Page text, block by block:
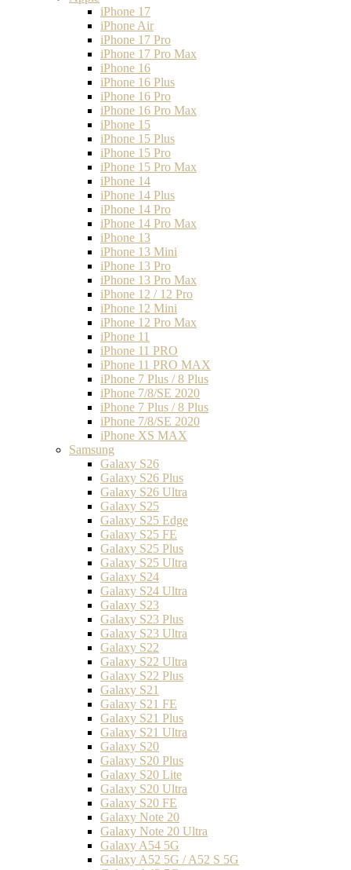
iPhone 17
iPhone Air
iPhone 17 Pro
iPhone 17 Pro Max
iPhone 16
iPhone 16 Plus
iPhone 16 Pro
iPhone 16 Pro Max
iPhone 15
iPhone 15 Plus
iPhone 15 Pro
iPhone 15 Pro Max
iPhone 14
iPhone 14 Plus
iPhone 14 Pro
iPhone 14 Pro Max
iPhone 13
iPhone 13 Mini
iPhone 13 Pro
iPhone 13 Pro Max
iPhone 12 / 12 Pro
iPhone 12 Mini
iPhone 12 Pro Max
iPhone 11
iPhone 11 PRO
iPhone 11 PRO MAX
iPhone 7 Plus / 8 Plus
iPhone 7/8/SE 2020
iPhone 7 Plus / 8 Plus
iPhone 7/8/SE 2020
iPhone XS MAX
Samsung
Galaxy S26
Galaxy S26 Plus
Galaxy S26 Ultra
Galaxy S25
Galaxy S25 Edge
Galaxy S25 FE
Galaxy S25 Plus
Galaxy S25 Ultra
Galaxy S24
Galaxy S24 Ultra
Galaxy S23
Galaxy S23 Plus
Galaxy S23 Ultra
Galaxy S22
Galaxy S22 Ultra
Galaxy S22 Plus
Galaxy S21
Galaxy S21 FE
Galaxy S21 Plus
Galaxy S21 Ultra
Galaxy S20
Galaxy S20 Plus
Galaxy S20 Lite
Galaxy S20 Ultra
Galaxy S20 FE
Galaxy Note 20
Galaxy Note 20 Ultra
Galaxy A54 5G
Galaxy A52 5G / A52 S 5G